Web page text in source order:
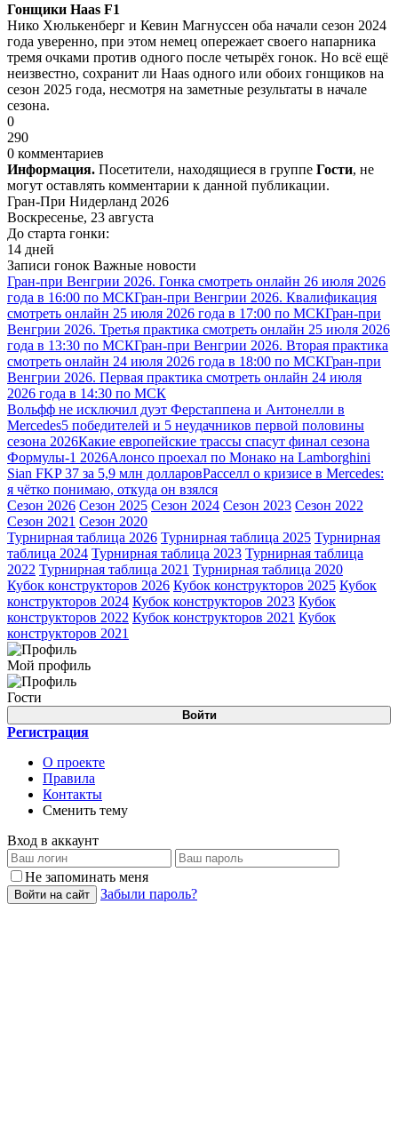
Гонщики Haas F1
Нико Хюлькенберг и Кевин Магнуссен оба начали сезон 2024
года уверенно, при этом немец опережает своего напарника
тремя очками против одного после четырёх гонок. Но всё ещё
неизвестно, сохранит ли Haas одного или обоих гонщиков на
сезон 2025 года, несмотря на заметные результаты в начале
сезона.
0
290
0 комментариев
Информация. Посетители, находящиеся в группе Гости, не
могут оставлять комментарии к данной публикации.
Гран-При Нидерланд 2026
Воскресенье, 23 августа
До старта гонки:
14 дней
Записи гонок Важные новости
Гран-при Венгрии 2026. Гонка смотреть онлайн 26 июля 2026
года в 16:00 по МСКГран-при Венгрии 2026. Квалификация
смотреть онлайн 25 июля 2026 года в 17:00 по МСКГран-при
Венгрии 2026. Третья практика смотреть онлайн 25 июля 2026
года в 13:30 по МСКГран-при Венгрии 2026. Вторая практика
смотреть онлайн 24 июля 2026 года в 18:00 по МСКГран-при
Венгрии 2026. Первая практика смотреть онлайн 24 июля
2026 года в 14:30 по МСК
Вольфф не исключил дуэт Ферстаппена и Антонелли в
Mercedes5 победителей и 5 неудачников первой половины
сезона 2026Какие европейские трассы спасут финал сезона
Формулы-1 2026Алонсо проехал по Монако на Lamborghini
Sian FKP 37 за 5,9 млн долларовРасселл о кризисе в Mercedes:
я чётко понимаю, откуда он взялся
Сезон 2026 Сезон 2025 Сезон 2024 Сезон 2023 Сезон 2022
Сезон 2021 Сезон 2020
Турнирная таблица 2026 Турнирная таблица 2025 Турнирная
таблица 2024 Турнирная таблица 2023 Турнирная таблица
2022 Турнирная таблица 2021 Турнирная таблица 2020
Кубок конструкторов 2026 Кубок конструкторов 2025 Кубок
конструкторов 2024 Кубок конструкторов 2023 Кубок
конструкторов 2022 Кубок конструкторов 2021 Кубок
конструкторов 2021
Мой профиль
Гости
Войти
Регистрация
О проекте
Правила
Контакты
Сменить тему
Вход в аккаунт
Не запоминать меня
Войти на сайт Забыли пароль?